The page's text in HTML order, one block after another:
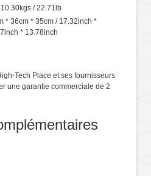
10.30kgs / 22.71lb
* 36cm * 35cm / 17.32inch *
* 13.78inch
Tech Place et ses fournisseurs
une garantie commerciale de 2